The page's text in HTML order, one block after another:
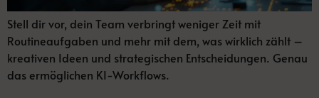
Stell dir vor, dein Team verbringt weniger Zeit mit
Routineaufgaben und mehr mit dem, was wirklich zählt –
kreativen Ideen und strategischen Entscheidungen. Genau
das ermöglichen KI-Workflows.